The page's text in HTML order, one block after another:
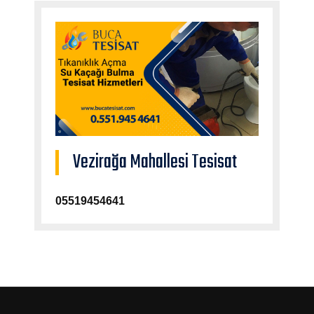
Vezirağa Mahallesi Tesisat
05519454641